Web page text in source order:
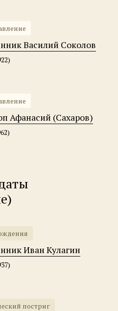
Василий Соколов
Афанасий (Сахаров)
Иван Кулагин
постриг